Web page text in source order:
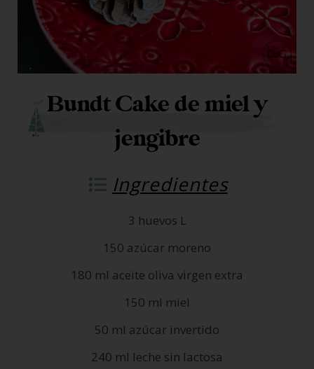
Bundt Cake de miel y
jengibre
Ingredientes
3 huevos L
150 azúcar moreno
180 ml aceite oliva virgen extra
150 ml miel
50 ml azúcar invertido
240 ml leche sin lactosa